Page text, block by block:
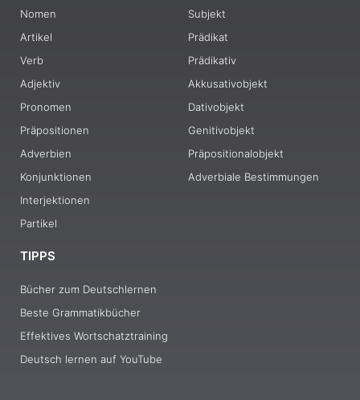
Nomen
Artikel
Verb
Adjektiv
Pronomen
Präpositionen
Adverbien
Konjunktionen
Interjektionen
Partikel
Subjekt
Prädikat
Prädikativ
Akkusativobjekt
Dativobjekt
Genitivobjekt
Präpositionalobjekt
Adverbiale Bestimmungen
TIPPS
Bücher zum Deutschlernen
Beste Grammatikbücher
Effektives Wortschatztraining
Deutsch lernen auf YouTube